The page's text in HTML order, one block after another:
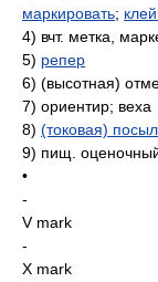
маркировать;
4) вчт. метка,
5) репер
6) (высотная)
7) ориентир; веха
8) (токовая)
9) пищ.
•
-
V mark
-
X mark